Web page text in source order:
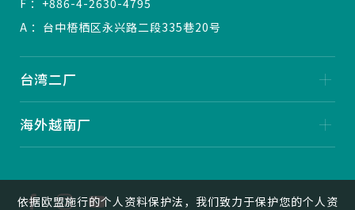
A ：台中梧栖区永兴路二段335巷20号
台湾二厂
海外越南厂
依据欧盟施行的个人资料保护法，我们致力于保护您的个人资